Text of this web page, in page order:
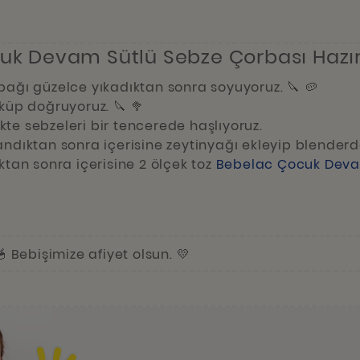
Devam Sütlü Sebze Çorbası
güzelce yıkadıktan sonra soyuyoruz. 🔪 🥔
doğruyoruz. 🔪 🥦
sebzeleri bir tencerede haşlıyoruz.
sonra içerisine zeytinyağı ekleyip
sonra içerisine 2 ölçek toz Bebelac Çocuk
Bebişimize afiyet olsun. 💛